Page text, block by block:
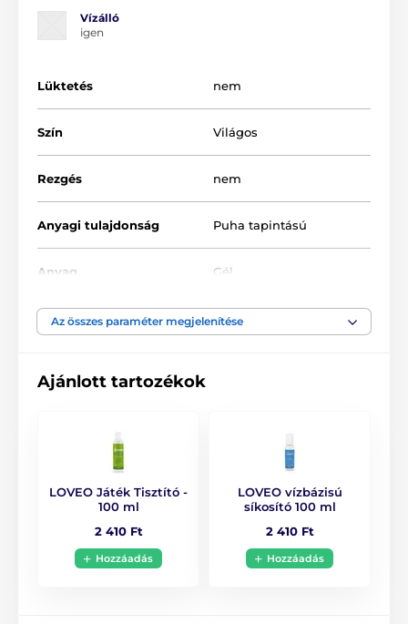
FÉRFIAKNAK
Vízálló
igen
Lüktetés nem
Szín Világos
Rezgés nem
Anyagi tulajdonság Puha tapintású
Anyag Gél
Vízállóság igen
Az összes paraméter megjelenítése
Ajánlott tartozékok
LOVEO Játék Tisztító -
100 ml
2 410 Ft
Hozzáadás
LOVEO vízbázisú
síkosító 100 ml
2 410 Ft
Hozzáadás